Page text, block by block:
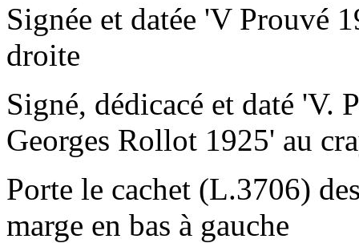
Signée et datée 'V Prouvé
droite
Signé, dédicacé et daté
Georges Rollot 1925' au
Porte le cachet (L.3706)
marge en bas à gauche